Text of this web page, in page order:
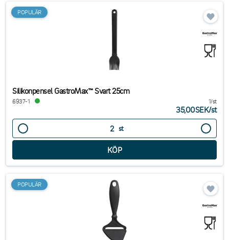
POPULÄR
Silikonpensel GastroMax™ Svart 25cm
6937-1 1/st
35,00SEK/st
st
POPULÄR